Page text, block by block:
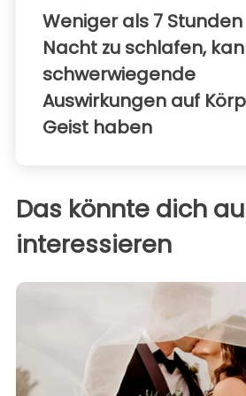
Weniger als 7
Nacht zu schlafen,
schwerwiegende
Auswirkungen auf
Geist haben
Das könnte dich
interessieren